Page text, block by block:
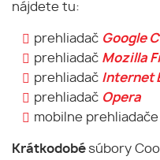
nájdete tu:
prehliadač Google
prehliadač Mozilla
prehliadač Internet
prehliadač Opera
mobilne prehliadače
Krátkodobésúbory